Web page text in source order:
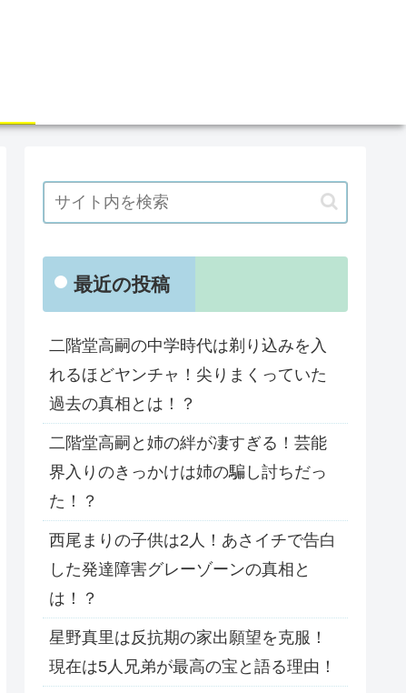
最近の投稿
二階堂高嗣の中学時代は剃り込みを入
れるほどヤンチャ！尖りまくっていた
過去の真相とは！？
二階堂高嗣と姉の絆が凄すぎる！芸能
界入りのきっかけは姉の騙し討ちだっ
た！？
西尾まりの子供は2人！あさイチで告白
した発達障害グレーゾーンの真相と
は！？
星野真里は反抗期の家出願望を克服！
現在は5人兄弟が最高の宝と語る理由！